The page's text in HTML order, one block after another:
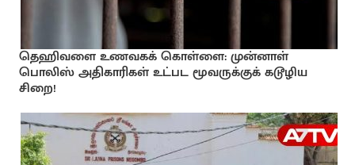
தெஹிவளை உணவகக் கொள்ளை: முன்னாள்
பொலிஸ் அதிகாரிகள் உட்பட மூவருக்குக் கடூழிய
சிறை!